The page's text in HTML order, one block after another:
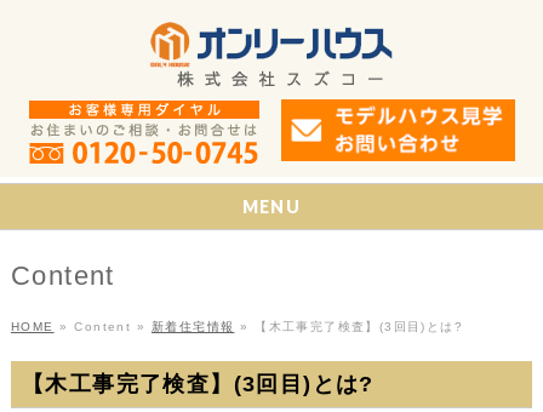
MENU
Content
HOME » Content » 新着住宅情報 » 【木工事完了検査】(3回目)とは?
【木工事完了検査】(3回目)とは?